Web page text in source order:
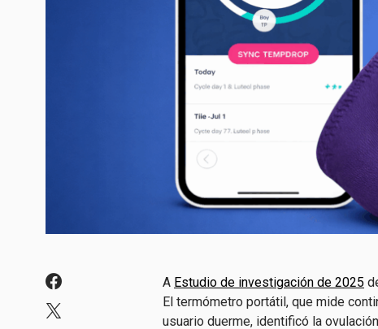
A Estudio de investigación de 2025
El termómetro portátil, que mide
usuario duerme, identificó la